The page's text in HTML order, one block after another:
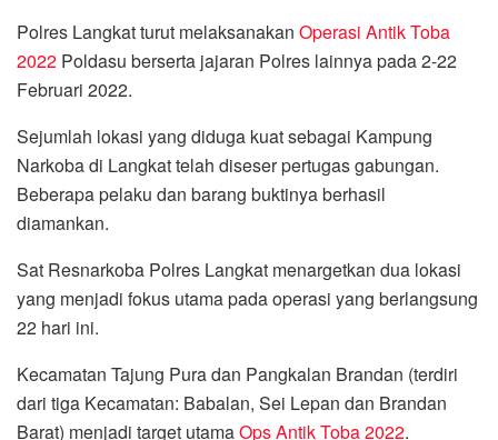
Polres Langkat turut melaksanakan Operasi Antik Toba
2022 Poldasu berserta jajaran Polres lainnya pada 2-22
Februari 2022.
Sejumlah lokasi yang diduga kuat sebagai Kampung
Narkoba di Langkat telah diseser pertugas gabungan.
Beberapa pelaku dan barang buktinya berhasil
diamankan.
Sat Resnarkoba Polres Langkat menargetkan dua lokasi
yang menjadi fokus utama pada operasi yang berlangsung
22 hari ini.
Kecamatan Tajung Pura dan Pangkalan Brandan (terdiri
dari tiga Kecamatan: Babalan, Sei Lepan dan Brandan
Barat) menjadi target utamaOps Antik Toba 2022.